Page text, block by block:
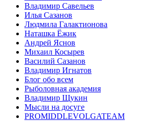
Владимир Савельев
Илья Сазанов
Людмила Галактионова
Наташка Ёжик
Андрей Яснов
Михаил Косырев
Василий Сазанов
Владимир Игнатов
Блог обо всем
Рыболовная академия
Владимир Щукин
Мысли на досуге
PROMIDDLEVOLGATEAM